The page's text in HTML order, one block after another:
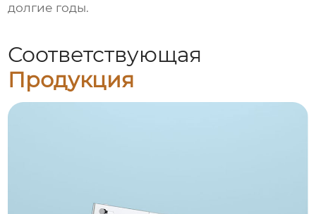
долгие годы.
Соответствующая
Продукция